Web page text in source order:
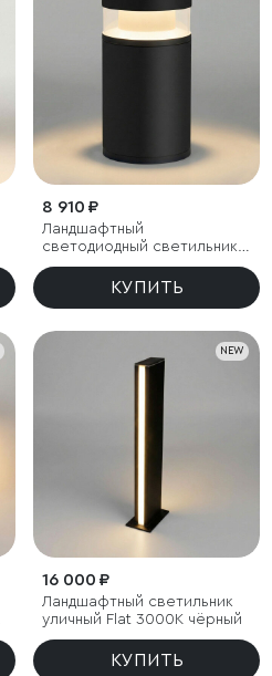
8 910 ₽
Ландшафтный
светодиодный светильник
1531 TECHNO LED 3000K
КУПИТЬ
NEW
16 000 ₽
Ландшафтный светильник
уличный Flat 3000K чёрный
КУПИТЬ